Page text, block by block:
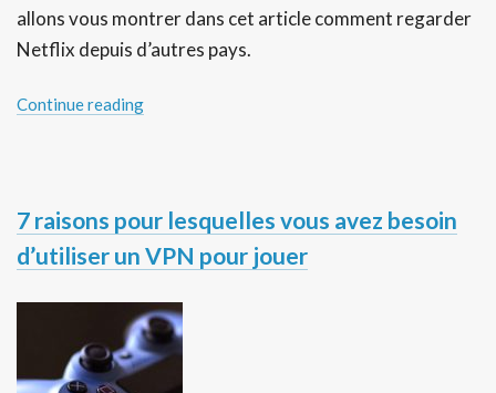
allons vous montrer dans cet article comment regarder
Netflix depuis d’autres pays.
Continue reading
7 raisons pour lesquelles vous avez besoin
d’utiliser un VPN pour jouer